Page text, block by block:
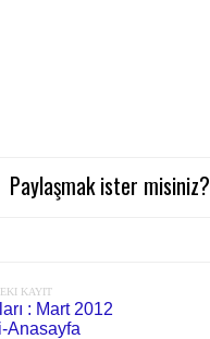
Paylaşmak ister misiniz?
KAYIT
: Mart 2012
Anasayfa